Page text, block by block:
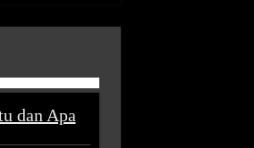
dan Apa